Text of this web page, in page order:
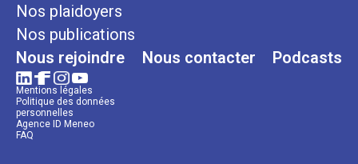
Nos plaidoyers
Nos publications
Nous rejoindre Nous contacter Podcasts
Mentions légales
Politique des données
personnelles
Agence ID Meneo
FAQ